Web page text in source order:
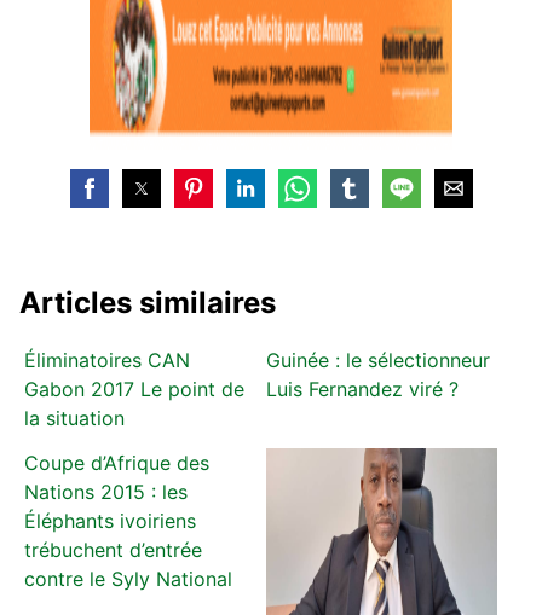
Articles similaires
Éliminatoires CAN
Gabon 2017 Le point de
la situation
Guinée : le sélectionneur
Luis Fernandez viré ?
Coupe d’Afrique des
Nations 2015 : les
Éléphants ivoiriens
trébuchent d’entrée
contre le Syly National